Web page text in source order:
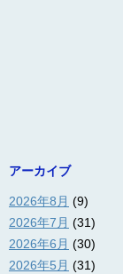
アーカイブ
2026年8月 (9)
2026年7月 (31)
2026年6月 (30)
2026年5月 (31)